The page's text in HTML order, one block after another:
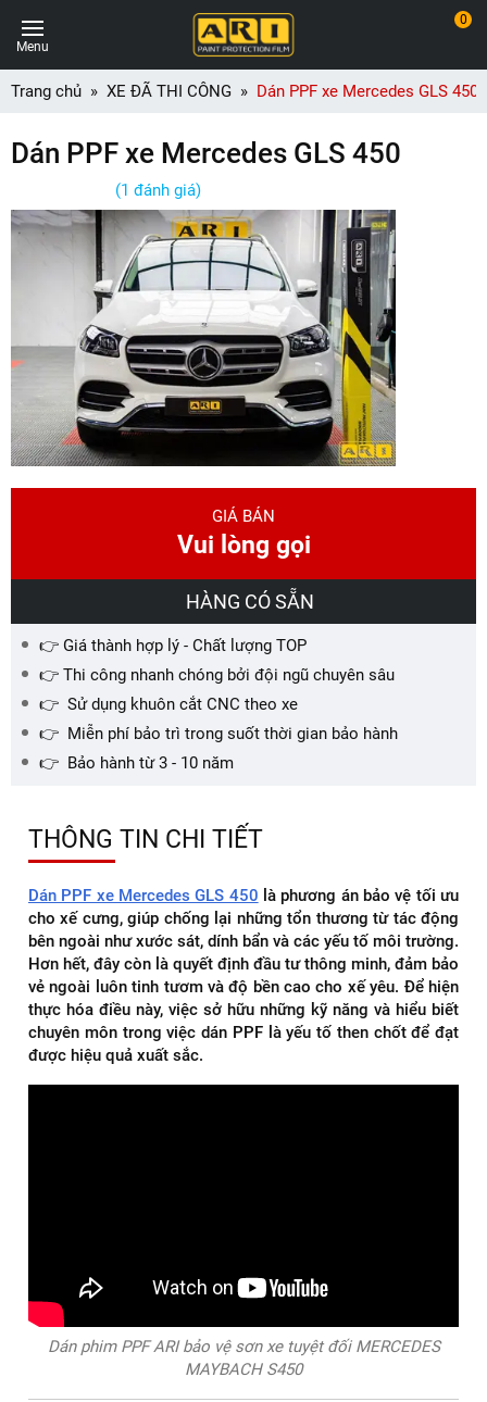
Menu
0
Trang chủ XE ĐÃ THI CÔNG Dán PPF xe Mercedes GLS 450
Dán PPF xe Mercedes GLS 450
(1 đánh giá)
GIÁ BÁN
Vui lòng gọi
HÀNG CÓ SẴN
👉 Giá thành hợp lý - Chất lượng TOP
👉 Thi công nhanh chóng bởi đội ngũ chuyên sâu
👉 Sử dụng khuôn cắt CNC theo xe
👉 Miễn phí bảo trì trong suốt thời gian bảo hành
👉 Bảo hành từ 3 - 10 năm
THÔNG TIN CHI TIẾT
Dán PPF xe Mercedes GLS 450 là phương án bảo vệ tối ưu
cho xế cưng, giúp chống lại những tổn thương từ tác động
bên ngoài như xước sát, dính bẩn và các yếu tố môi trường.
Hơn hết, đây còn là quyết định đầu tư thông minh, đảm bảo
vẻ ngoài luôn tinh tươm và độ bền cao cho xế yêu. Để hiện
thực hóa điều này, việc sở hữu những kỹ năng và hiểu biết
chuyên môn trong việc dán PPF là yếu tố then chốt để đạt
được hiệu quả xuất sắc.
Dán phim PPF ARI bảo vệ sơn xe tuyệt đối MERCEDES
MAYBACH S450